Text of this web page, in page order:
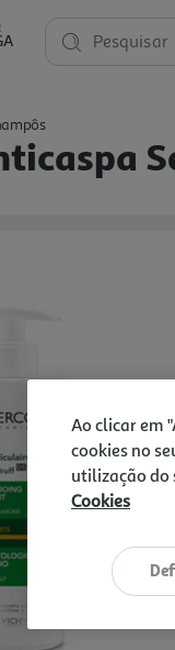
Pesquisar
Ao clicar em
cookies no
utilização do
Cookies